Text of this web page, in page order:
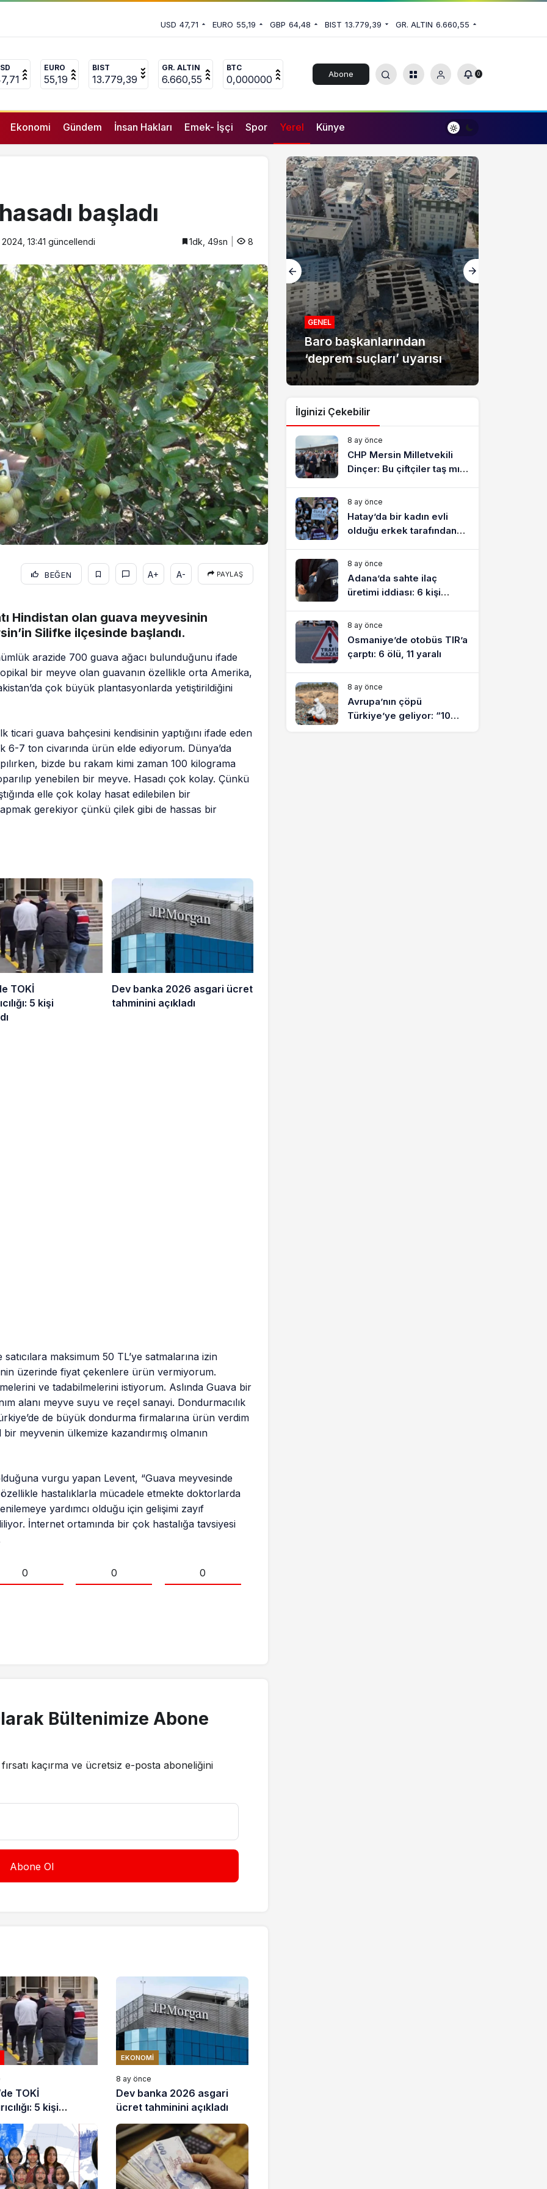
USD 47,71 EURO 55,19 GBP 64,48 BIST 13.779,39 GR. ALTIN 6.660,55
EURO
55,19
BIST
13.779,39
GR. ALTIN
6.660,55
BTC
0,000000 Abone 0
Ekonomi Gündem İnsan Hakları Emek- İşçi Spor Yerel Künye
başladı
13:41 güncellendi 1dk, 49sn 8
BEĞEN A+ A- PAYLAŞ
Hindistan olan guava meyvesinin
Silifke ilçesinde başlandı.
arazide 700 guava ağacı bulunduğunu ifade
bir meyve olan guavanın özellikle orta Amerika,
çok büyük plantasyonlarda yetiştirildiğini
ticari guava bahçesini kendisinin yaptığını ifade eden
6-7 ton civarında ürün elde ediyorum. Dünya’da
bizde bu rakam kimi zaman 100 kilograma
yenebilen bir meyve. Hasadı çok kolay. Çünkü
elle çok kolay hasat edilebilen bir
gerekiyor çünkü çilek gibi de hassas bir
TOKİ
5 kişi
Dev banka 2026 asgari ücret
tahminini açıkladı
satıcılara maksimum 50 TL’ye satmalarına izin
üzerinde fiyat çekenlere ürün vermiyorum.
ve tadabilmelerini istiyorum. Aslında Guava bir
alanı meyve suyu ve reçel sanayi. Dondurmacılık
de büyük dondurma firmalarına ürün verdim
meyvenin ülkemize kazandırmış olmanın
vurgu yapan Levent, “Guava meyvesinde
hastalıklarla mücadele etmekte doktorlarda
yardımcı olduğu için gelişimi zayıf
İnternet ortamında bir çok hastalığa tavsiyesi
0 0 0
Bültenimize Abone
kaçırma ve ücretsiz e-posta aboneliğini
TOKİ
5 kişi
EKONOMI
8 ay önce
Dev banka 2026 asgari
ücret tahminini açıkladı
GENEL
İstifa eden Mersin vekili
Çakır’dan açıklama:
“Yörük çocuğu, suçlanan
adamların önüne gelip
ifade vermez”
GENEL
Baro başkanlarından
‘deprem suçları’ uyarısı
İlginizi Çekebilir
8 ay önce
CHP Mersin Milletvekili
Dinçer: Bu çiftçiler taş mı
8 ay önce
Hatay’da bir kadın evli
olduğu erkek tarafından
8 ay önce
Adana’da sahte ilaç
üretimi iddiası: 6 kişi
8 ay önce
Osmaniye’de otobüs TIR’a
çarptı: 6 ölü, 11 yaralı
8 ay önce
Avrupa’nın çöpü
Türkiye’ye geliyor: “10